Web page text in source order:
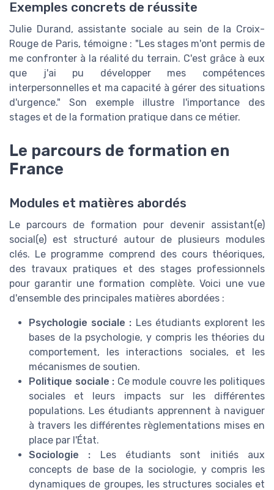
Exemples concrets de réussite
Julie Durand, assistante sociale au sein de la Croix-
Rouge de Paris, témoigne : "Les stages m'ont permis de
me confronter à la réalité du terrain. C'est grâce à eux
que j'ai pu développer mes compétences
interpersonnelles et ma capacité à gérer des situations
d'urgence." Son exemple illustre l'importance des
stages et de la formation pratique dans ce métier.
Le parcours de formation en
France
Modules et matières abordés
Le parcours de formation pour devenir assistant(e)
social(e) est structuré autour de plusieurs modules
clés. Le programme comprend des cours théoriques,
des travaux pratiques et des stages professionnels
pour garantir une formation complète. Voici une vue
d'ensemble des principales matières abordées :
Psychologie sociale : Les étudiants explorent les
bases de la psychologie, y compris les théories du
comportement, les interactions sociales, et les
mécanismes de soutien.
Politique sociale : Ce module couvre les politiques
sociales et leurs impacts sur les différentes
populations. Les étudiants apprennent à naviguer
à travers les différentes règlementations mises en
place par l'État.
Sociologie : Les étudiants sont initiés aux
concepts de base de la sociologie, y compris les
dynamiques de groupes, les structures sociales et